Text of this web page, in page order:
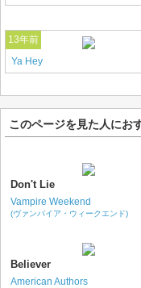
13年前
Ya Hey
このページを見た人にお
Don't Lie
Vampire Weekend
(ヴァンパイア・ウィークエンド)
Believer
American Authors